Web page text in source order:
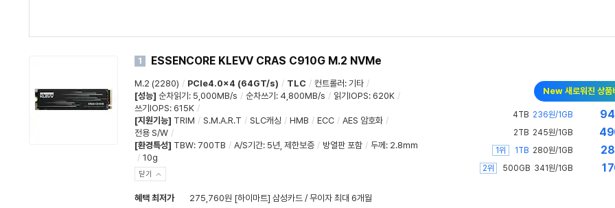
1 ESSENCORE KLEVV CRAS C910G M.2 NVMe
M.2 (2280) / PCIe4.0x4 (64GT/s) / TLC / 컨트롤러 : 기타 /
[성능] 순차읽기 : 5,000MB/s / 순차쓰기 : 4,800MB/s / 읽기IOPS: 620K /
쓰기IOPS: 615K /
[지원기능] TRIM / S.M.A.R.T / SLC캐싱 / HMB / ECC / AES 암호화 /
전용 S/W /
[환경특성] TBW: 700TB / A/S기간: 5년 제한보증 / 방열판 포함 / 두께 : 2.8mm
/ 10g
닫기
혜택 최저가 275,760원 [하이마트] 삼성카드 / 무이자 최대 6개월
New 새로워진 상품
4TB 236원/1GB
2TB 245원/1GB
1위 1TB 280원/1GB
2위 500GB 341원/1GB